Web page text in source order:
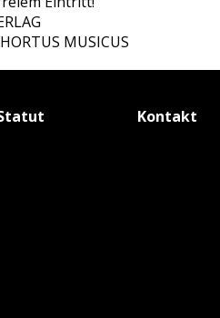
MUSICUS
Kontakt